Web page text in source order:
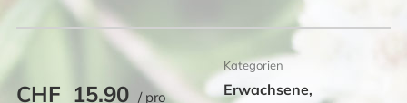
CHF 15.90 / pro
Kategorien
Erwachsene,